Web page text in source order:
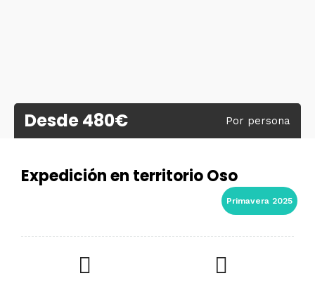
Desde 480€ Por persona
Expedición en territorio Oso
Primavera 2025